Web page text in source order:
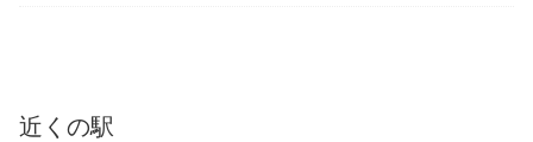
近くの駅